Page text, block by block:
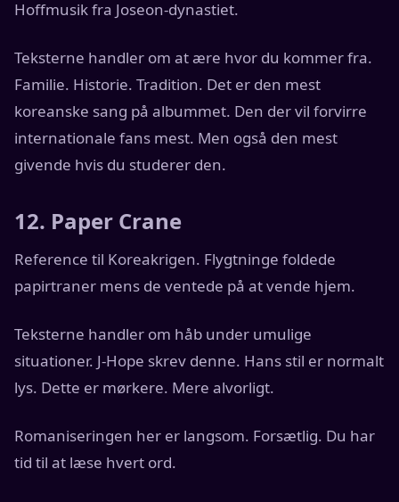
Hoffmusik fra Joseon-dynastiet.
Teksterne handler om at ære hvor du kommer fra.
Familie. Historie. Tradition. Det er den mest
koreanske sang på albummet. Den der vil forvirre
internationale fans mest. Men også den mest
givende hvis du studerer den.
12. Paper Crane
Reference til Koreakrigen. Flygtninge foldede
papirtraner mens de ventede på at vende hjem.
Teksterne handler om håb under umulige
situationer. J-Hope skrev denne. Hans stil er normalt
lys. Dette er mørkere. Mere alvorligt.
Romaniseringen her er langsom. Forsætlig. Du har
tid til at læse hvert ord.